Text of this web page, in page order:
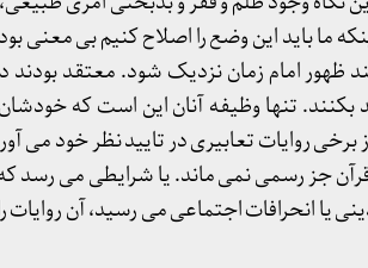
ما باید این وضع را اصلاح کنیم بی معنی
ظهور امام زمان نزدیک شود. معتقد بودند
بکنند. تنها وظیفه آنان این است که
روایات تعابیری در تایید نظر خود می
جز رسمی نمی ماند. یا شرایطی می رسد
انحرافات اجتماعی می رسید، آن روایات